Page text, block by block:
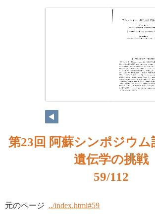
第23回 阿蘇シンポジウ
遺伝学の挑戦
59/112
元のページ ../index.html#59